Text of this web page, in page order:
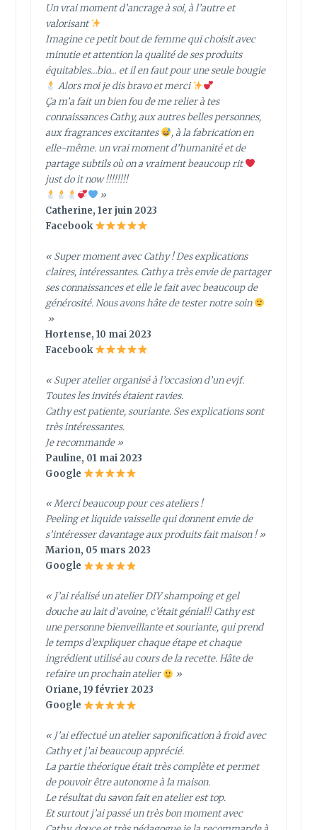
Un vrai moment d’ancrage à soi, à l’autre et
valorisant
Imagine ce petit bout de femme qui choisit avec
minutie et attention la qualité de ses produits
équitables…bio… et il en faut pour une seule bougie
Alors moi je dis bravo et merci
Ça m’a fait un bien fou de me relier à tes
connaissances Cathy, aux autres belles personnes,
aux fragrances excitantes
, à la fabrication en
elle-même. un vrai moment d’humanité et de
partage subtils où on a vraiment beaucoup rit
just do it now !!!!!!!!
»
Catherine, 1er juin 2023
Facebook
« Super moment avec Cathy ! Des explications
claires, intéressantes. Cathy a très envie de partager
ses connaissances et elle le fait avec beaucoup de
générosité. Nous avons hâte de tester notre soin
»
Hortense, 10 mai 2023
Facebook
« Super atelier organisé à l’occasion d’un evjf.
Toutes les invités étaient ravies.
Cathy est patiente, souriante. Ses explications sont
très intéressantes.
Je recommande »
Pauline, 01 mai 2023
Google
« Merci beaucoup pour ces ateliers !
Peeling et liquide vaisselle qui donnent envie de
s’intéresser davantage aux produits fait maison ! »
Marion, 05 mars 2023
Google
« J’ai réalisé un atelier DIY shampoing et gel
douche au lait d’avoine, c’était génial!! Cathy est
une personne bienveillante et souriante, qui prend
le temps d’expliquer chaque étape et chaque
ingrédient utilisé au cours de la recette. Hâte de
refaire un prochain atelier
»
Oriane, 19 février 2023
Google
« J’ai effectué un atelier saponification à froid avec
Cathy et j’ai beaucoup apprécié.
La partie théorique était très complète et permet
de pouvoir être autonome à la maison.
Le résultat du savon fait en atelier est top.
Et surtout j’ai passé un très bon moment avec